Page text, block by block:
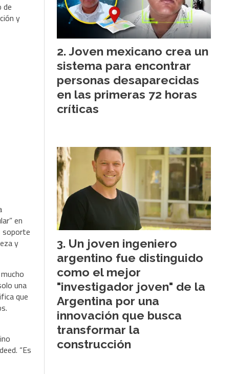
de
y
en
soporte
y
una
que
“Es
Joven mexicano crea un
sistema para encontrar
personas desaparecidas
en las primeras 72 horas
críticas
Un joven ingeniero
argentino fue distinguido
como el mejor
"investigador joven" de la
Argentina por una
innovación que busca
transformar la
construcción